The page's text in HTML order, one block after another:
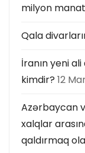
milyon
Qala
İranın yeni
kimdir? 12
Azərbaycan
xalqlar
qaldırmaq